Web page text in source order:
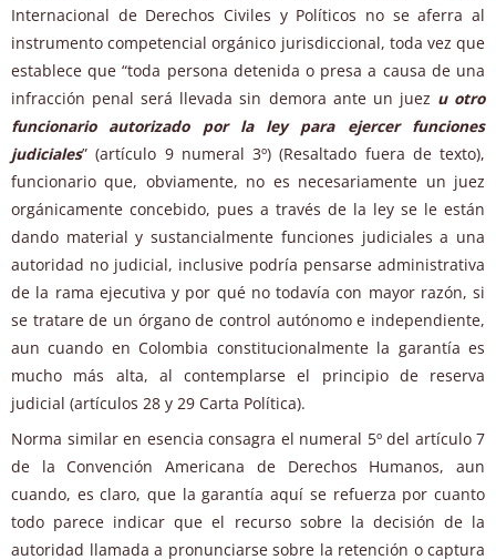
Internacional de Derechos Civiles y Políticos no se aferra al
instrumento competencial orgánico jurisdiccional, toda vez que
establece que “toda persona detenida o presa a causa de una
infracción penal será llevada sin demora ante un juez u otro
funcionario autorizado por la ley para ejercer funciones
judiciales” (artículo 9 numeral 3º) (Resaltado fuera de texto),
funcionario que, obviamente, no es necesariamente un juez
orgánicamente concebido, pues a través de la ley se le están
dando material y sustancialmente funciones judiciales a una
autoridad no judicial, inclusive podría pensarse administrativa
de la rama ejecutiva y por qué no todavía con mayor razón, si
se tratare de un órgano de control autónomo e independiente,
aun cuando en Colombia constitucionalmente la garantía es
mucho más alta, al contemplarse el principio de reserva
judicial (artículos 28 y 29 Carta Política).
Norma similar en esencia consagra el numeral 5º del artículo 7
de la Convención Americana de Derechos Humanos, aun
cuando, es claro, que la garantía aquí se refuerza por cuanto
todo parece indicar que el recurso sobre la decisión de la
autoridad llamada a pronunciarse sobre la retención o captura